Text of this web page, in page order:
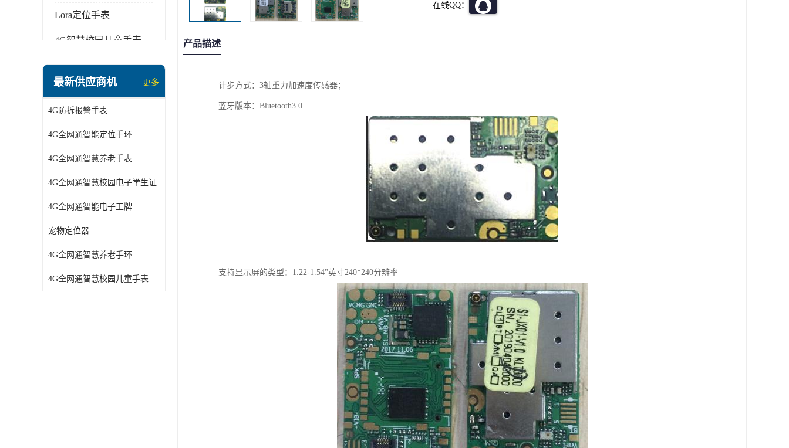
Lora定位手表
4G智慧校园儿童手表
指静脉识别智能锁
2G/BT4.0智能睡眠带
2G/4G智慧养老手环
最新供应商机 更多
4G防拆报警手表
4G全网通智能定位手环
4G全网通智慧养老手表
4G全网通智慧校园电子学生证
4G全网通智能电子工牌
宠物定位器
4G全网通智慧养老手环
4G全网通智慧校园儿童手表
在线QQ：
产品描述
计步方式：3轴重力加速度传感器；
蓝牙版本：Bluetooth3.0
支持显示屏的类型：1.22-1.54''英寸240*240分辨率